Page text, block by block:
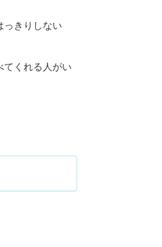
っきりしない
てくれる人がい